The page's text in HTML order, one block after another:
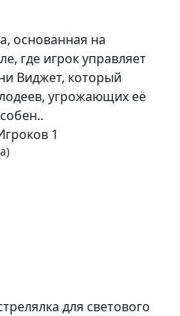
основанная на
где игрок управляет
Виджет, который
угрожающих её
1
для светового